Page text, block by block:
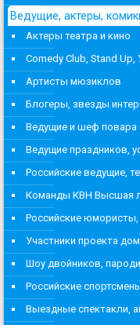
Ведущие, актеры,
Актеры театра и кино
Comedy Club, Stand Up,
Артисты мюзиклов
Блогеры, звезды
Ведущие и шеф повара
Ведущие праздников,
Российские ведущие,
Команды КВН Высшая
Российские юмористы,
Участники проекта
Шоу двойников,
Российские
Выездные спектакли,